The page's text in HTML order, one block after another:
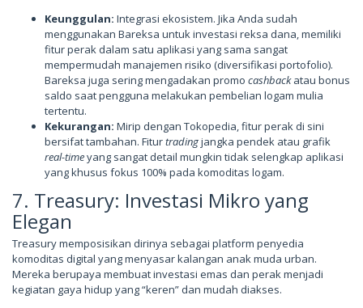
Keunggulan: Integrasi ekosistem. Jika Anda sudah
menggunakan Bareksa untuk investasi reksa dana, memiliki
fitur perak dalam satu aplikasi yang sama sangat
mempermudah manajemen risiko (diversifikasi portofolio).
Bareksa juga sering mengadakan promo cashbackatau bonus
saldo saat pengguna melakukan pembelian logam mulia
tertentu.
Kekurangan: Mirip dengan Tokopedia, fitur perak di sini
bersifat tambahan. Fiturtradingjangka pendek atau grafik
real-timeyang sangat detail mungkin tidak selengkap aplikasi
yang khusus fokus 100% pada komoditas logam.
7. Treasury: Investasi Mikro yang
Elegan
Treasury memposisikan dirinya sebagai platform penyedia
komoditas digital yang menyasar kalangan anak muda urban.
Mereka berupaya membuat investasi emas dan perak menjadi
kegiatan gaya hidup yang “keren” dan mudah diakses.